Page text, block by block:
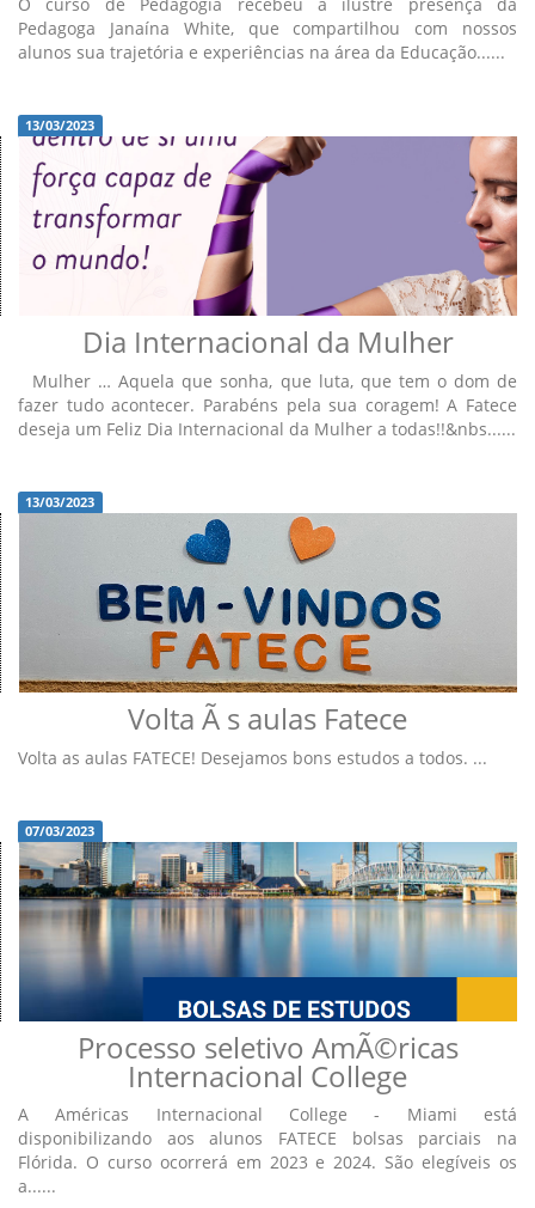
Pedagoga Janaína White, que compartilhou com nossos
alunos sua trajetória e experiências na área da Educação......
13/03/2023
Dia Internacional da Mulher
Mulher … Aquela que sonha, que luta, que tem o dom de
fazer tudo acontecer. Parabéns pela sua coragem! A Fatece
deseja um Feliz Dia Internacional da Mulher a todas!!&nbs......
13/03/2023
Volta Ã s aulas Fatece
Volta as aulas FATECE! Desejamos bons estudos a todos. ...
07/03/2023
Processo seletivo AmÃ©ricas
Internacional College
A Américas Internacional College - Miami está
disponibilizando aos alunos FATECE bolsas parciais na
Flórida. O curso ocorrerá em 2023 e 2024. São elegíveis os
a......